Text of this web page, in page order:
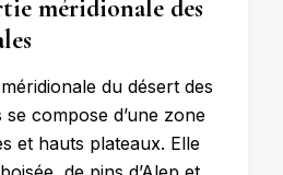
méridionale des
du désert des
se compose d’une zone
et hauts plateaux. Elle